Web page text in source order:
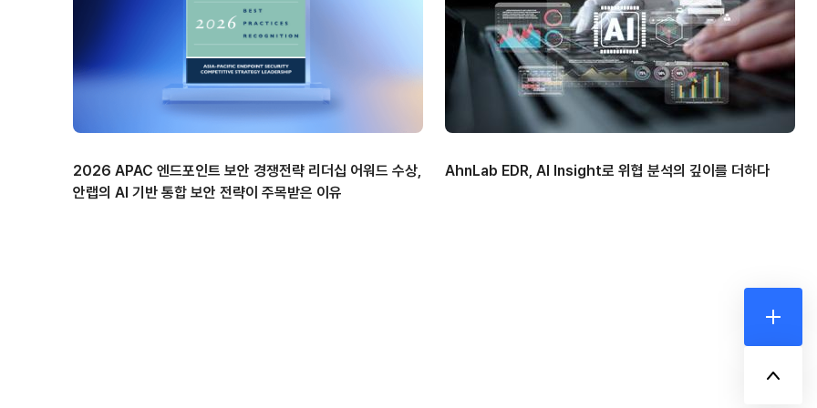
더보기
위로
2026 APAC 엔드포인트 보안 경쟁전략 리더십 어워드 수상,
안랩의 AI 기반 통합 보안 전략이 주목받은 이유
AhnLab EDR, AI Insight로 위협 분석의 깊이를 더하다